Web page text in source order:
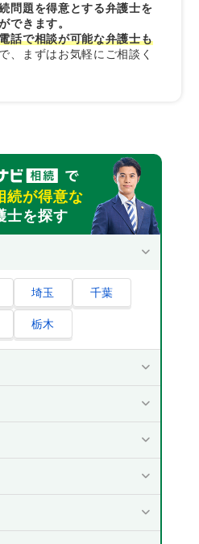
問題を得意とする弁護士を
できます。
話で相談が可能な弁護士も
、まずはお気軽にご相談く
続が得意な
士を探す
埼玉 千葉
栃木